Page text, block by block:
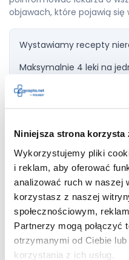
Niniejsza strona korzysta
Wykorzystujemy pliki
i reklam, aby oferować
analizować ruch w naszej
korzystasz z naszej
społecznościowym,
Partnerzy mogą połączyć
otrzymanymi od Ciebie
korzystania z ich usług.
objawach, które pojawią się
Wystawiamy recepty
Maksymalnie 4 leki na
Vinpoven
Niezbyt często (rzadziej niż
takie objawy jak zaburzenia
zawroty i bóle głowy, a
Obserwowano również
krążenia, w tym zmiany w